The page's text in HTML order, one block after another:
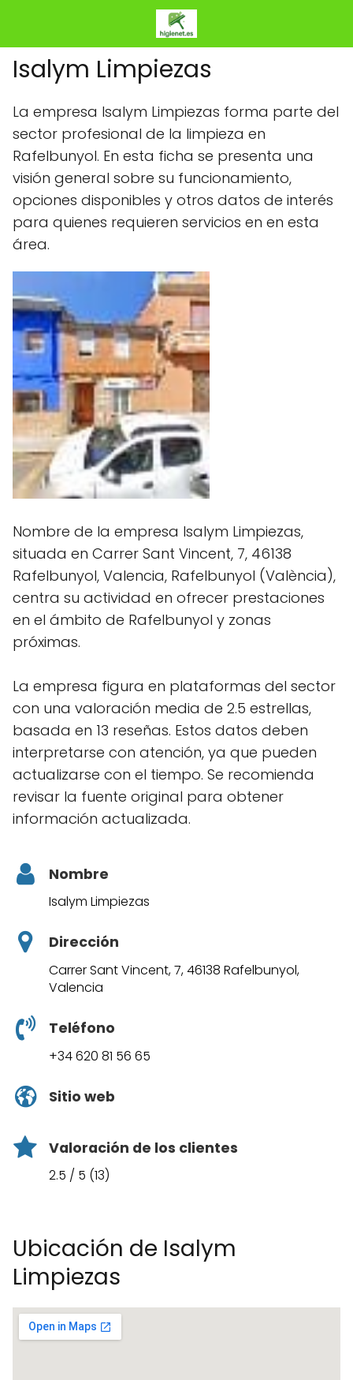
Isalym Limpiezas
La empresa Isalym Limpiezas forma parte del
sector profesional de la limpieza en
Rafelbunyol. En esta ficha se presenta una
visión general sobre su funcionamiento,
opciones disponibles y otros datos de interés
para quienes requieren servicios en en esta
área.
Nombre de la empresa Isalym Limpiezas,
situada en Carrer Sant Vincent, 7, 46138
Rafelbunyol, Valencia, Rafelbunyol (València),
centra su actividad en ofrecer prestaciones
en el ámbito de Rafelbunyol y zonas
próximas.
La empresa figura en plataformas del sector
con una valoración media de 2.5 estrellas,
basada en 13 reseñas. Estos datos deben
interpretarse con atención, ya que pueden
actualizarse con el tiempo. Se recomienda
revisar la fuente original para obtener
información actualizada.
Nombre
Isalym Limpiezas
Dirección
Carrer Sant Vincent, 7, 46138 Rafelbunyol,
Valencia
Teléfono
+34 620 81 56 65
Sitio web
Valoración de los clientes
2.5 / 5 (13)
Ubicación de Isalym
Limpiezas